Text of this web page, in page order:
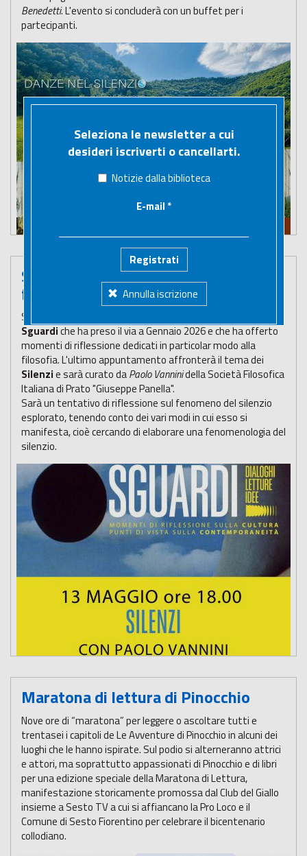
Benedetti. L'evento si concluderà con un buffet per i
partecipanti.
Sguardi, ultimo appuntamento con la
filosofia
Si conclude
Sguardiche ha preso il via a Gennaio 2026 e che ha offerto
momenti di riflessione dedicati in particolar modo alla
filosofia. L'ultimo appuntamento affronterà il tema dei
Silenzie sarà curato daPaolo Vanninidella Società Filosofica
Italiana di Prato "Giuseppe Panella".
Sarà un tentativo di riflessione sul fenomeno del silenzio
esplorato, tenendo conto dei vari modi in cui esso si
manifesta, cioè cercando di elaborare una fenomenologia del
silenzio.
Maratona di lettura di Pinocchio
Nove ore di “maratona” per leggere o ascoltare tutti e
trentasei i capitoli de Le Avventure di Pinocchio in alcuni dei
luoghi che le hanno ispirate. Sul podio si alterneranno attrici
e attori, ma soprattutto appassionati di Pinocchio e di libri
per una edizione speciale della Maratona di Lettura,
manifestazione storicamente promossa dal Club del Giallo
insieme a Sesto TV a cui si affiancano la Pro Loco e il
Comune di Sesto Fiorentino per celebrare il bicentenario
collodiano.
Seleziona le newsletter a cui
desideri iscriverti o cancellarti.
Notizie dalla biblioteca
E-mail *
Registrati
Annulla iscrizione